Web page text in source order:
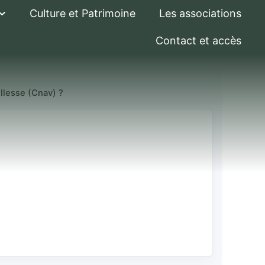
Culture et Patrimoine Les associations
Contact et accès
(Cnav) ?
àla Caisse